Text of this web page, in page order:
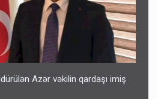
Azər vəkilin qardaşı imiş